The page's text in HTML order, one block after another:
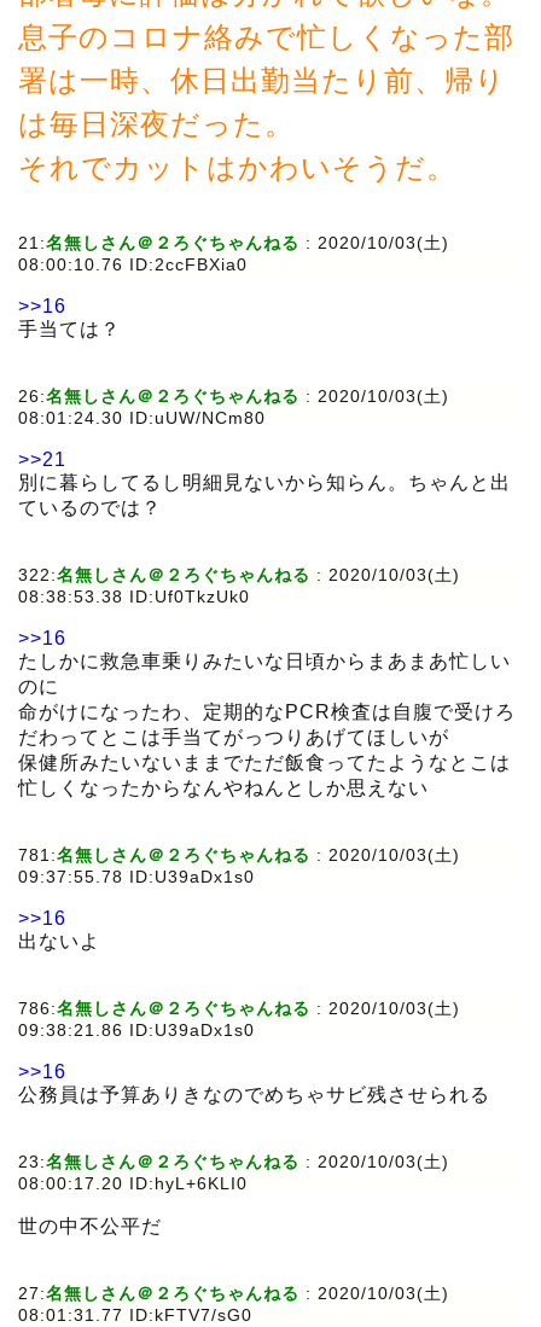
息子のコロナ絡みで忙しくなった部
署は一時、休日出勤当たり前、帰り
は毎日深夜だった。
それでカットはかわいそうだ。
21:名無しさん＠２ろぐちゃんねる : 2020/10/03(土)
08:00:10.76 ID:2ccFBXia0
>>16
手当ては？
26:名無しさん＠２ろぐちゃんねる : 2020/10/03(土)
08:01:24.30 ID:uUW/NCm80
>>21
別に暮らしてるし明細見ないから知らん。ちゃんと出
ているのでは？
322:名無しさん＠２ろぐちゃんねる : 2020/10/03(土)
08:38:53.38 ID:Uf0TkzUk0
>>16
たしかに救急車乗りみたいな日頃からまあまあ忙しい
のに
命がけになったわ、定期的なPCR検査は自腹で受けろ
だわってとこは手当てがっつりあげてほしいが
保健所みたいないままでただ飯食ってたようなとこは
忙しくなったからなんやねんとしか思えない
781:名無しさん＠２ろぐちゃんねる : 2020/10/03(土)
09:37:55.78 ID:U39aDx1s0
>>16
出ないよ
786:名無しさん＠２ろぐちゃんねる : 2020/10/03(土)
09:38:21.86 ID:U39aDx1s0
>>16
公務員は予算ありきなのでめちゃサビ残させられる
23:名無しさん＠２ろぐちゃんねる : 2020/10/03(土)
08:00:17.20 ID:hyL+6KLI0
世の中不公平だ
27:名無しさん＠２ろぐちゃんねる : 2020/10/03(土)
08:01:31.77 ID:kFTV7/sG0